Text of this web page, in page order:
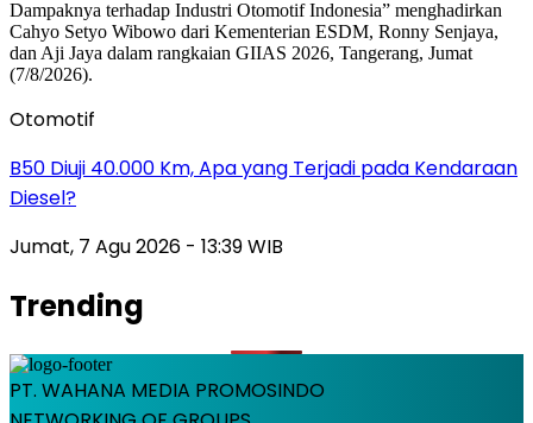
Otomotif
B50 Diuji 40.000 Km, Apa yang Terjadi pada Kendaraan
Diesel?
Jumat, 7 Agu 2026 - 13:39 WIB
Trending
PT. WAHANA MEDIA PROMOSINDO